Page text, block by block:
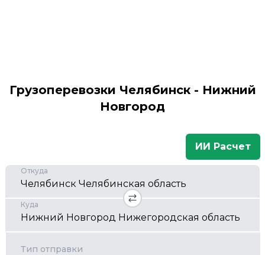
Грузоперевозки Челябинск - Нижний
Новгород
ИИ Расчет
Откуда
Куда
Тип отправки